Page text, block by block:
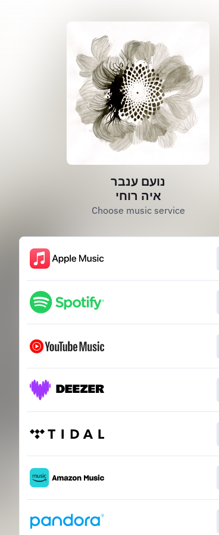
נועם ענבר
איה רוחי
Choose music service